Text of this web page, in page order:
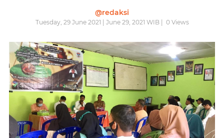
@redaksi
Tuesday, 29 June 2021 | June 29, 2021 WIB | 0Views